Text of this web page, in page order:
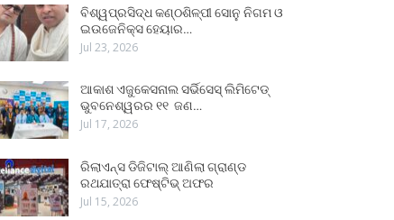
ବିଶ୍ୱପ୍ରସିଦ୍ଧ କଣ୍ଠଶିଳ୍ପୀ ସୋନୁ ନିଗମ ଓ
ଇଉଜେନିକ୍ସ ହେୟାର…
Jul 23, 2026
ଆକାଶ ଏଜୁକେସନାଲ ସର୍ଭିସେସ୍ ଲିମିଟେଡ୍
ଭୁବନେଶ୍ୱରର ୧୧ ଜଣ…
Jul 17, 2026
ରିଲାଏନ୍ସ ଡିଜିଟାଲ୍ ଆଣିଲା ଗ୍ରାଣ୍ଡ
ରଥଯାତ୍ରା ଫେଷ୍ଟିଭ୍ ଅଫର
Jul 15, 2026